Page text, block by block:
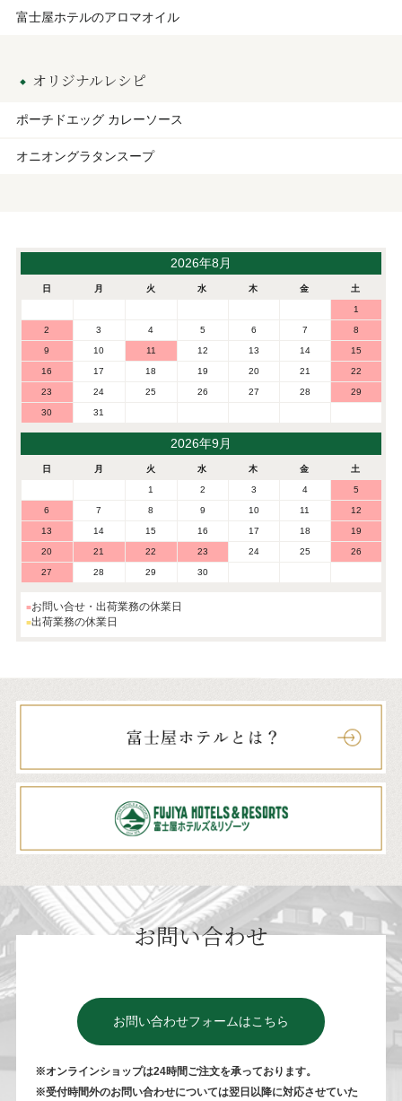
富士屋ホテルのアロマオイル
オリジナルレシピ
ポーチドエッグ カレーソース
オニオングラタンスープ
2026年8月
日 月 火 水 木 金 土
1
2 3 4 5 6 7 8
9 10 11 12 13 14 15
16 17 18 19 20 21 22
23 24 25 26 27 28 29
30 31
2026年9月
日 月 火 水 木 金 土
1 2 3 4 5
6 7 8 9 10 11 12
13 14 15 16 17 18 19
20 21 22 23 24 25 26
27 28 29 30
お問い合せ・出荷業務の休業日
出荷業務の休業日
お問い合わせ
お問い合わせフォームはこちら
※オンラインショップは24時間ご注⽂を承っております。
※受付時間外のお問い合わせについては翌⽇以降に対応させていた